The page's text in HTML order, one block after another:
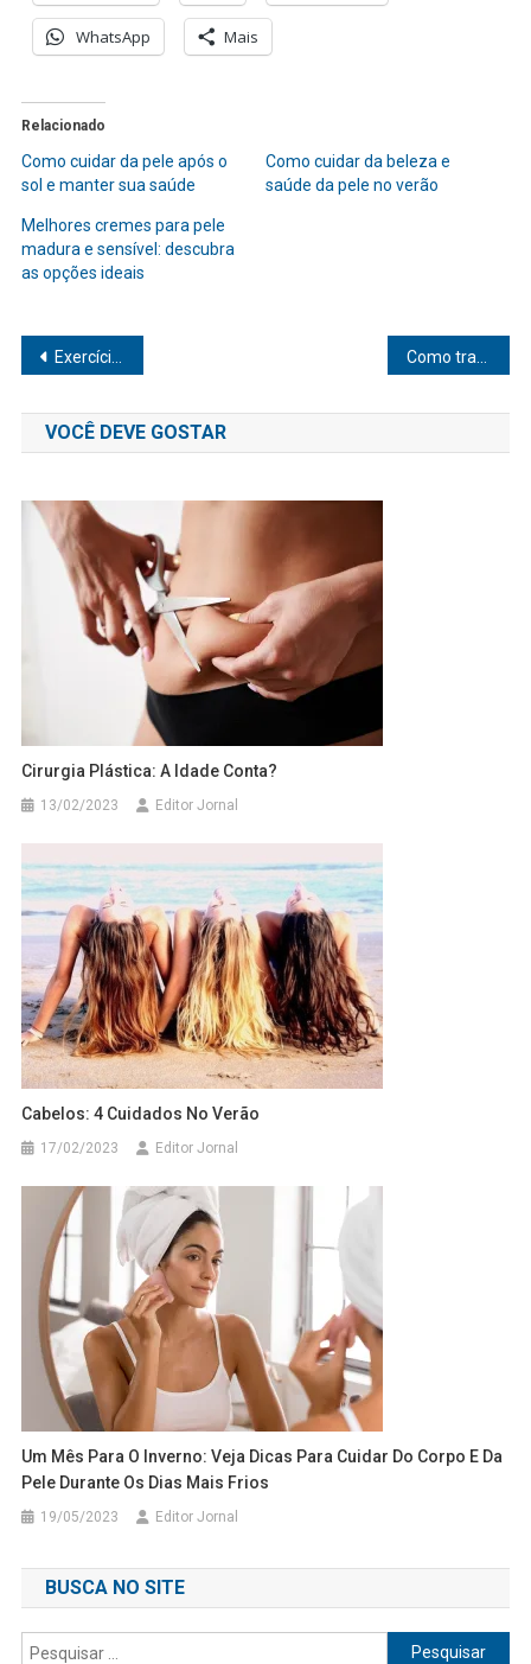
WhatsApp Mais
Relacionado
Como cuidar da pele após o
sol e manter sua saúde
Como cuidar da beleza e
saúde da pele no verão
Melhores cremes para pele
madura e sensível: descubra
as opções ideais
Navegação
de
Post
Exercícios simples para iniciantes em casa que transformam sua rotina
VOCÊ DEVE GOSTAR
Cirurgia Plástica: A Idade Conta?
13/02/2023 Editor Jornal
Cabelos: 4 Cuidados No Verão
17/02/2023 Editor Jornal
Um Mês Para O Inverno: Veja Dicas Para Cuidar Do Corpo E Da
Pele Durante Os Dias Mais Frios
19/05/2023 Editor Jornal
BUSCA NO SITE
Pesquisar